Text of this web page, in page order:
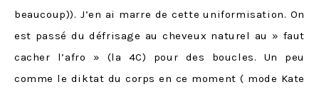
beaucoup)). J’en ai marre de cette uniformisation. On
est passé du défrisage au cheveux naturel au » faut
cacher l’afro » (la 4C) pour des boucles. Un peu
comme le diktat du corps en ce moment ( mode Kate